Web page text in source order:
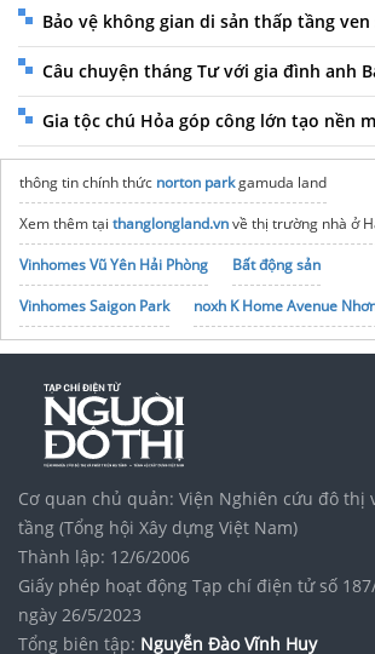
Bảo vệ không gian di sản thấp tầng
Câu chuyện tháng Tư với gia đình anh
Gia tộc chú Hỏa góp công lớn tạo nền
thông tin chính thức norton parkgamuda land
Xem thêm tại thanglongland.vnvề thị trường nhà ở
Vinhomes Vũ Yên Hải Phòng
Bất động sản
Vinhomes Saigon Park
noxh K Home Avenue
Tập đoàn Bcons Group
Cơ quan chủ quản: Viện Nghiên cứu đô thị
tầng (Tổng hội Xây dựng Việt Nam)
Thành lập: 12/6/2006
Giấy phép hoạt động Tạp chí điện tử số 187/
ngày 26/5/2023
Tổng biên tập: Nguyễn Đào Vĩnh Huy